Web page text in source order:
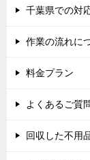
千葉県での対
作業の流れに
料金プラン
よくあるご質
回収した不用